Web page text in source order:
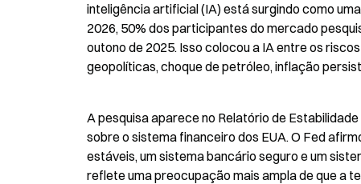
inteligência artificial (IA) está surgindo como
2026, 50% dos participantes do mercado
outono de 2025. Isso colocou a IA entre os
geopolíticas, choque de petróleo, inflação
A pesquisa aparece no Relatório de
sobre o sistema financeiro dos EUA. O Fed
estáveis, um sistema bancário seguro e um
reflete uma preocupação mais ampla de que a